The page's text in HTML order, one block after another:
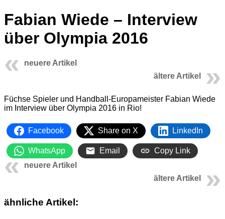
Fabian Wiede – Interview
über Olympia 2016
neuere Artikel
ältere Artikel
Füchse Spieler und Handball-Europameister Fabian Wiede
im Interview über Olympia 2016 in Rio!
Facebook Share on X LinkedIn
WhatsApp Email
Copy Link
neuere Artikel
ältere Artikel
ähnliche Artikel: